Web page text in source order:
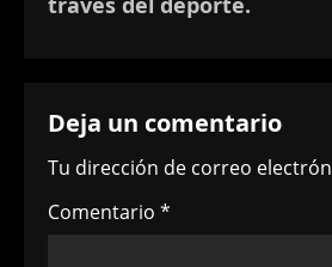
n
a
v
Deja un comentario
Tu dirección de correo
Comentario *